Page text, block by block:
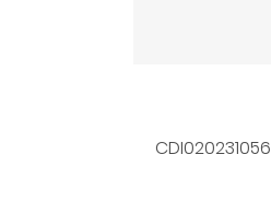
CDI020231056